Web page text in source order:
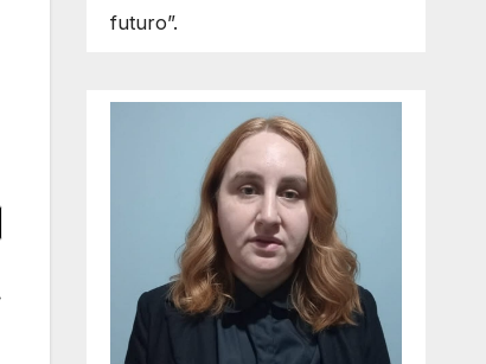
futuro”.